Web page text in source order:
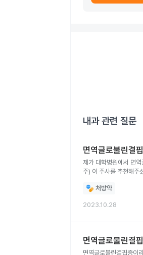
내과관련 질문
면역글로불린결
제가 대학병원에서 면
처방약
2023.10.28
면역글로불린결
면역글로불린결핍증이